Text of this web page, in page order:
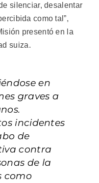
silenciar, desalentar
como tal”,
presentó en la
suiza.
en
graves a
incidentes
de
contra
de la
como